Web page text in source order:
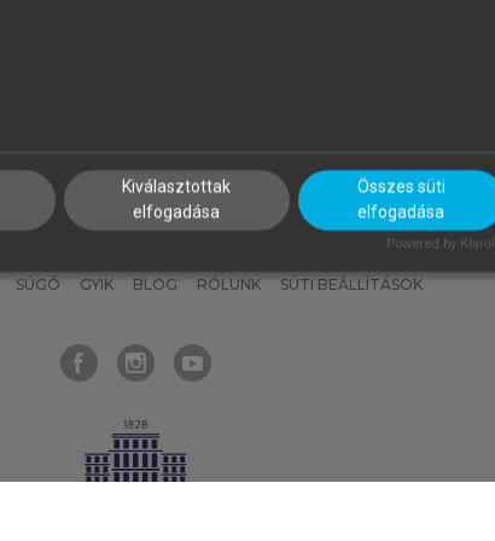
MI – ÁLTALÁNOS IRÁNYELVEK
SÚGÓ GYIK BLOG RÓLUNK SÜTI BEÁLLÍTÁSOK
Kiválasztottak
elfogadása
Összes süti
elfogadása
Powered by Klaro!